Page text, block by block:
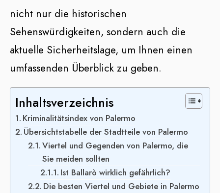
nicht nur die historischen
Sehenswürdigkeiten, sondern auch die
aktuelle Sicherheitslage, um Ihnen einen
umfassenden Überblick zu geben.
Inhaltsverzeichnis
Kriminalitätsindex von Palermo
Übersichtstabelle der Stadtteile von Palermo
Viertel und Gegenden von Palermo, die
Sie meiden sollten
Ist Ballarò wirklich gefährlich?
Die besten Viertel und Gebiete in Palermo